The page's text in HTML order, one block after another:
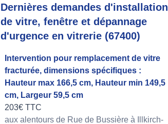
Dernières demandes d'installation
de vitre, fenêtre et dépannage
d'urgence en vitrerie (67400)
Intervention pour remplacement de vitre
fracturée, dimensions spécifiques :
Hauteur max 166,5 cm, Hauteur min 149,5
cm, Largeur 59,5 cm
203€ TTC
aux alentours de Rue de Bussière à Illkirch-